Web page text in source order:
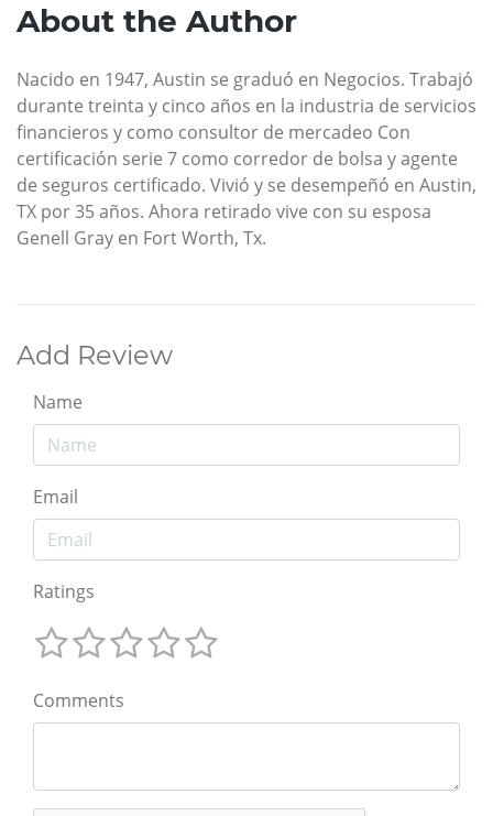
About the Author
Nacido en 1947, Austin se graduó en Negocios. Trabajó
durante treinta y cinco años en la industria de servicios
financieros y como consultor de mercadeo Con
certificación serie 7 como corredor de bolsa y agente
de seguros certificado. Vivió y se desempeñó en Austin,
TX por 35 años. Ahora retirado vive con su esposa
Genell Gray en Fort Worth, Tx.
Add Review
Name
Email
Ratings
Comments